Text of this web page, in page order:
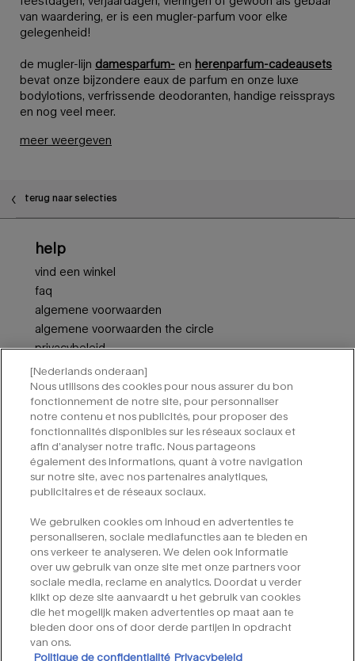
van waardering, er is een mugler-parfum voor elke
gelegenheid!
de mugler-lijn damesparfum- en herenparfum-cadeausets
bevat onze bijzondere eaux de parfum en onze luxe
bodylotions, verfrissende deodoranten, handige reissprays
en nog veel meer.
meer weergeven
terug naar selecties
help
vind een winkel
faq
algemene voorwaarden
algemene voorwaarden the circle
privacybeleid
neem contact met ons op
cookie-instellingen
aanmelden voor nieuwsbrieven van mugler
vereiste velden zijn gemarkeerd met een sterretje (*).
e-mailadres*
ja, aanmelden voor e-mails
indienen
[Nederlands onderaan]
Nous utilisons des cookies pour nous assurer du bon
fonctionnement de notre site, pour personnaliser
notre contenu et nos publicités, pour proposer des
fonctionnalités disponibles sur les réseaux sociaux et
afin d’analyser notre trafic. Nous partageons
également des informations, quant à votre navigation
sur notre site, avec nos partenaires analytiques,
publicitaires et de réseaux sociaux.
We gebruiken cookies om inhoud en advertenties te
personaliseren, sociale mediafuncties aan te bieden en
ons verkeer te analyseren. We delen ook informatie
over uw gebruik van onze site met onze partners voor
sociale media, reclame en analytics. Doordat u verder
klikt op deze site aanvaardt u het gebruik van cookies
die het mogelijk maken advertenties op maat aan te
bieden door ons of door derde partijen in opdracht
van ons.
Politique de confidentialité Privacybeleid